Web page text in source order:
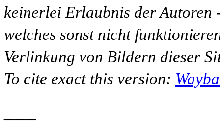
keinerlei Erlaubnis der Autoren
welches sonst nicht
Verlinkung von Bildern dieser
To cite exact this version: